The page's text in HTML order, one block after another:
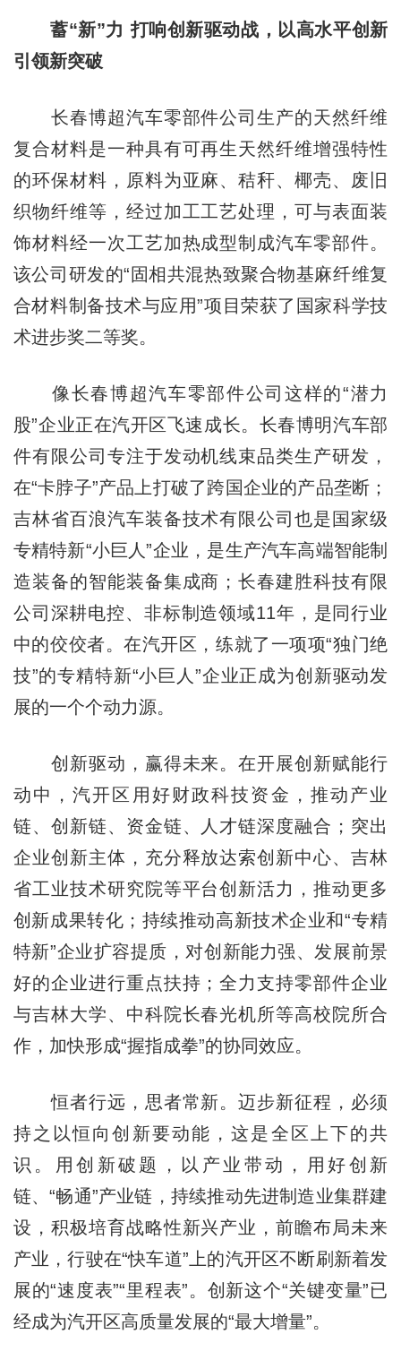
蓄“新”力 打响创新驱动战，以高水平创新
引领新突破
长春博超汽车零部件公司生产的天然纤维
复合材料是一种具有可再生天然纤维增强特性
的环保材料，原料为亚麻、秸秆、椰壳、废旧
织物纤维等，经过加工工艺处理，可与表面装
饰材料经一次工艺加热成型制成汽车零部件。
该公司研发的“固相共混热致聚合物基麻纤维复
合材料制备技术与应用”项目荣获了国家科学技
术进步奖二等奖。
像长春博超汽车零部件公司这样的“潜力
股”企业正在汽开区飞速成长。长春博明汽车部
件有限公司专注于发动机线束品类生产研发，
在“卡脖子”产品上打破了跨国企业的产品垄断；
吉林省百浪汽车装备技术有限公司也是国家级
专精特新“小巨人”企业，是生产汽车高端智能制
造装备的智能装备集成商；长春建胜科技有限
公司深耕电控、非标制造领域11年，是同行业
中的佼佼者。在汽开区，练就了一项项“独门绝
技”的专精特新“小巨人”企业正成为创新驱动发
展的一个个动力源。
创新驱动，赢得未来。在开展创新赋能行
动中，汽开区用好财政科技资金，推动产业
链、创新链、资金链、人才链深度融合；突出
企业创新主体，充分释放达索创新中心、吉林
省工业技术研究院等平台创新活力，推动更多
创新成果转化；持续推动高新技术企业和“专精
特新”企业扩容提质，对创新能力强、发展前景
好的企业进行重点扶持；全力支持零部件企业
与吉林大学、中科院长春光机所等高校院所合
作，加快形成“握指成拳”的协同效应。
恒者行远，思者常新。迈步新征程，必须
持之以恒向创新要动能，这是全区上下的共
识。用创新破题，以产业带动，用好创新
链、“畅通”产业链，持续推动先进制造业集群建
设，积极培育战略性新兴产业，前瞻布局未来
产业，行驶在“快车道”上的汽开区不断刷新着发
展的“速度表”“里程表”。创新这个“关键变量”已
经成为汽开区高质量发展的“最大增量”。